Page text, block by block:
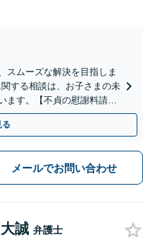
スムーズな解決を目指しま
する相談は、お子さまの未
ます。【不貞の慰謝料請
を模索します。
る
メールでお問い合わせ
誠 弁護士